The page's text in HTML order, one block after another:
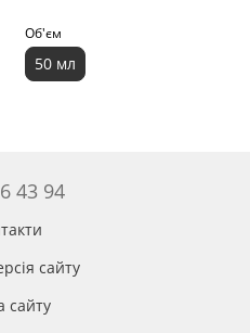
Об'єм
50 мл
43 94
сайту
сайту